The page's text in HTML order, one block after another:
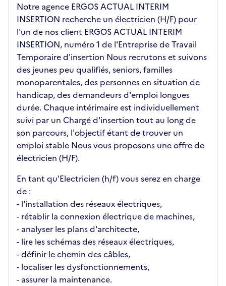
Notre agence ERGOS ACTUAL INTERIM
INSERTION recherche un électricien (H/F) pour
l'un de nos client ERGOS ACTUAL INTERIM
INSERTION, numéro 1 de l'Entreprise de Travail
Temporaire d'insertion Nous recrutons et suivons
des jeunes peu qualifiés, seniors, familles
monoparentales, des personnes en situation de
handicap, des demandeurs d'emploi longues
durée. Chaque intérimaire est individuellement
suivi par un Chargé d'insertion tout au long de
son parcours, l'objectif étant de trouver un
emploi stable Nous vous proposons une offre de
électricien (H/F).
En tant qu'Electricien (h/f) vous serez en charge
de :
- l'installation des réseaux électriques,
- rétablir la connexion électrique de machines,
- analyser les plans d'architecte,
- lire les schémas des réseaux électriques,
- définir le chemin des câbles,
- localiser les dysfonctionnements,
- assurer la maintenance.